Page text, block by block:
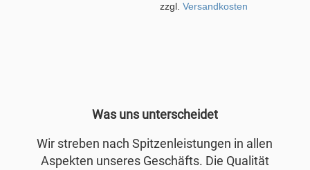
zzgl.Versandkosten
Was uns unterscheidet
Wir streben nach Spitzenleistungen in allen
Aspekten unseres Geschäfts. Die Qualität